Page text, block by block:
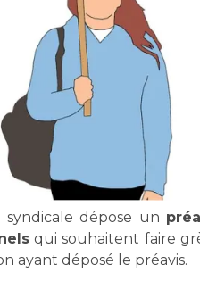
syndicale dépose un
qui souhaitent faire
ayant déposé le préavis.